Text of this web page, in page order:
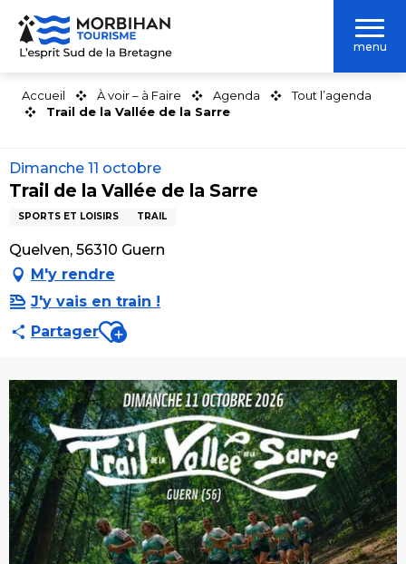
Aller
contenu
menu
Accueil À voir – à Faire Agenda
Tout l’agenda
Trail de la Vallée de la Sarre
Dimanche 11 octobre
Trail de la Vallée de la Sarre
SPORTS ET LOISIRS TRAIL
Quelven, 56310 Guern
M'y rendre
J'y vais en train !
PartagerAjouter aux favoris